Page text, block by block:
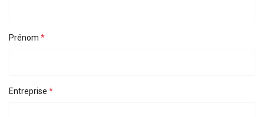
Prénom
Entreprise